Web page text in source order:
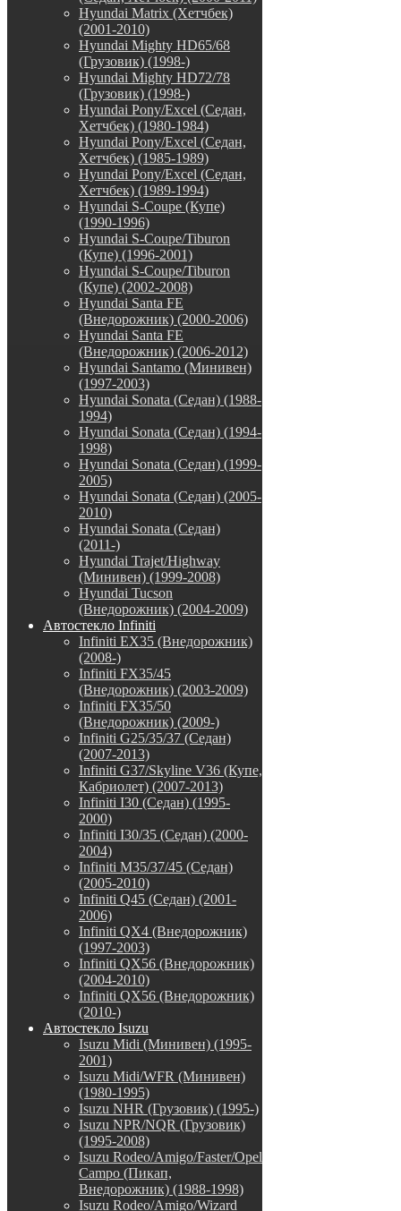
Hyundai Matrix (Хетчбек)
(2001-2010)
Hyundai Mighty HD65/68
(Грузовик) (1998-)
Hyundai Mighty HD72/78
(Грузовик) (1998-)
Hyundai Pony/Excel (Седан,
Хетчбек) (1980-1984)
Hyundai Pony/Excel (Седан,
Хетчбек) (1985-1989)
Hyundai Pony/Excel (Седан,
Хетчбек) (1989-1994)
Hyundai S-Coupe (Купе)
(1990-1996)
Hyundai S-Coupe/Tiburon
(Купе) (1996-2001)
Hyundai S-Coupe/Tiburon
(Купе) (2002-2008)
Hyundai Santa FE
(Внедорожник) (2000-2006)
Hyundai Santa FE
(Внедорожник) (2006-2012)
Hyundai Santamo (Минивен)
(1997-2003)
Hyundai Sonata (Седан) (1988-
1994)
Hyundai Sonata (Седан) (1994-
1998)
Hyundai Sonata (Седан) (1999-
2005)
Hyundai Sonata (Седан) (2005-
2010)
Hyundai Sonata (Седан)
(2011-)
Hyundai Trajet/Highway
(Минивен) (1999-2008)
Hyundai Tucson
(Внедорожник) (2004-2009)
Автостекло Infiniti
Infiniti EX35 (Внедорожник)
(2008-)
Infiniti FX35/45
(Внедорожник) (2003-2009)
Infiniti FX35/50
(Внедорожник) (2009-)
Infiniti G25/35/37 (Седан)
(2007-2013)
Infiniti G37/Skyline V36 (Купе,
Кабриолет) (2007-2013)
Infiniti I30 (Седан) (1995-
2000)
Infiniti I30/35 (Седан) (2000-
2004)
Infiniti M35/37/45 (Седан)
(2005-2010)
Infiniti Q45 (Седан) (2001-
2006)
Infiniti QX4 (Внедорожник)
(1997-2003)
Infiniti QX56 (Внедорожник)
(2004-2010)
Infiniti QX56 (Внедорожник)
(2010-)
Автостекло Isuzu
Isuzu Midi (Минивен) (1995-
2001)
Isuzu Midi/WFR (Минивен)
(1980-1995)
Isuzu NHR (Грузовик) (1995-)
Isuzu NPR/NQR (Грузовик)
(1995-2008)
Isuzu Rodeo/Amigo/Faster/Opel
Campo (Пикап,
Внедорожник) (1988-1998)
Isuzu Rodeo/Amigo/Wizard